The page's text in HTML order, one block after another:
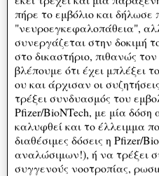
πήρε το εμβόλιο και δήλωσε
"νευροεγκεφαλοπάθεια",
συνεργάζεται στην δοκιμή
στο δικαστήριο, πιθανώς
βλέπουμε ότι έχει μπλέξει
ου και άρχισαν οι
τρέξει συνδυασμός του
Pfizer/BioNTech, με μία δόση
καλυφθεί και το έλλειμμα
διαθέσιμες δόσεις η Pfizer/
αναλώσιμων!), ή να τρέξει
συγγενούς νοοτροπίας,